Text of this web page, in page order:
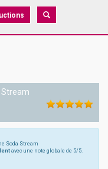
Stream
Soda Stream
avec une note globale de 5/5.